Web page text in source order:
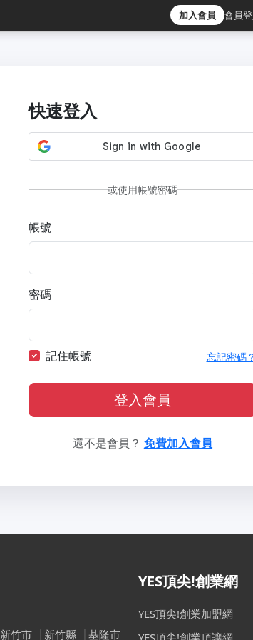
加入會員 會員登
快速登入
或使用帳號密碼
帳號
密碼
記住帳號 忘記密碼
登入會員
還不是會員？ 免費加入會員
新竹市 新竹縣 基隆市
YES頂尖!創業網
YES頂尖!創業加盟網
YES頂尖!創業頂讓網